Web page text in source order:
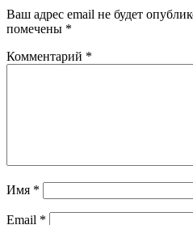
Ваш адрес email не будет
помечены *
Комментарий *
Имя *
Email *